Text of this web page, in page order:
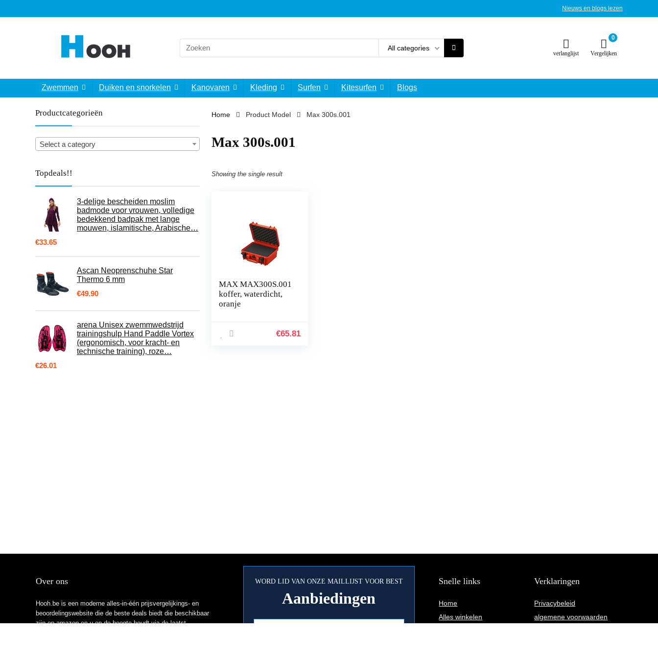
Nieuws en blogs lezen
Search
for:
All categories
verlanglijst
0
Vergelijken
Zwemmen Duiken en snorkelen Kanovaren Kleding Surfen Kitesurfen Blogs
Productcategorieën
Select a category
Topdeals!!
3-delige bescheiden moslim
badmode voor vrouwen, volledige
bedekkend badpak met lange
mouwen, islamitische, Arabische…
€33.65
Ascan Neoprenschuhe Star
Thermo 6 mm
€49.90
arena Unisex zwemmwedstrijd
trainingshulp Hand Paddle Vortex
(ergonomisch, voor kracht- en
technische training), roze…
€26.01
Home Product Model ‎Max 300s.001
‎Max 300s.001
Showing the single result
MAX MAX300S.001
koffer, waterdicht,
oranje
€65.81
Over ons
Hooh.be is een moderne alles-in-één prijsvergelijkings- en
beoordelingswebsite die de beste deals biedt die beschikbaar
zijn op amazon en u op de hoogte houdt via de laatst
WORD LID VAN ONZE MAILLIJST VOOR BEST
Aanbiedingen
Snelle links
Home
Alles winkelen
Verklaringen
Privacybeleid
algemene voorwaarden